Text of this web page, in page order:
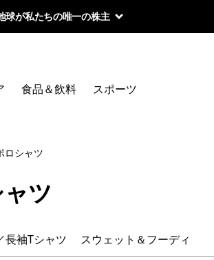
球が私たちの唯一の株主
食品＆飲料 スポーツ
ロシャツ
ツ
長袖Tシャツ スウェット＆フーディ